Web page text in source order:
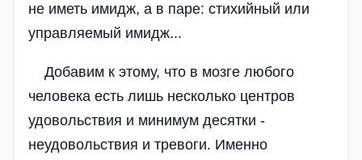
не иметь имидж, а в паре: стихийный или
управляемый имидж...
Добавим к этому, что в мозге любого
человека есть лишь несколько центров
удовольствия и минимум десятки -
неудовольствия и тревоги. Именно